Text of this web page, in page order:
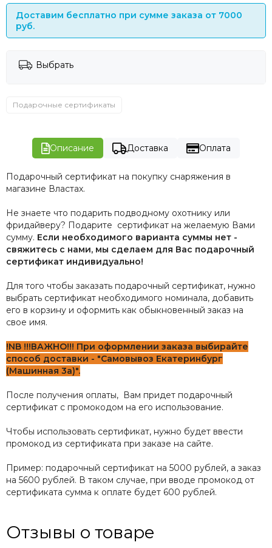
Доставим бесплатно при сумме заказа от 7000
руб.
Выбрать
Подарочные сертификаты
Описание Доставка Оплата
Подарочный сертификат на покупку снаряжения в
магазине Властах.
Не знаете что подарить подводному охотнику или
фридайверу? Подарите сертификат на желаемую Вами
сумму. Если необходимого варианта суммы нет -
свяжитесь с нами, мы сделаем для Вас подарочный
сертификат индивидуально!
Для того чтобы заказать подарочный сертификат, нужно
выбрать сертификат необходимого номинала, добавить
его в корзину и оформить как обыкновенный заказ на
свое имя.
!NB !!!ВАЖНО!!! При оформлении заказа выбирайте
способ доставки - "Самовывоз Екатеринбург
(Машинная 3а)".
После получения оплаты, Вам придет подарочный
сертификат с промокодом на его использование.
Чтобы использовать сертификат, нужно будет ввести
промокод из сертификата при заказе на сайте.
Пример: подарочный сертификат на 5000 рублей, а заказ
на 5600 рублей. В таком случае, при вводе промокод от
сертификата сумма к оплате будет 600 рублей.
Отзывы о товаре